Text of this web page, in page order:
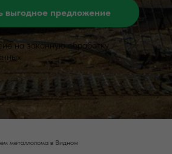
выгодное предложение
на законную обработку
металлолома в Видном